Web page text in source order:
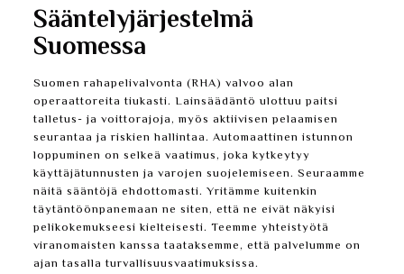
Sääntelyjärjestelmä
Suomessa
Suomen rahapelivalvonta (RHA) valvoo alan
operaattoreita tiukasti. Lainsäädäntö ulottuu paitsi
talletus- ja voittorajoja, myös aktiivisen pelaamisen
seurantaa ja riskien hallintaa. Automaattinen istunnon
loppuminen on selkeä vaatimus, joka kytkeytyy
käyttäjätunnusten ja varojen suojelemiseen. Seuraamme
näitä sääntöjä ehdottomasti. Yritämme kuitenkin
täytäntöönpanemaan ne siten, että ne eivät näkyisi
pelikokemukseesi kielteisesti. Teemme yhteistyötä
viranomaisten kanssa taataksemme, että palvelumme on
ajan tasalla turvallisuusvaatimuksissa.